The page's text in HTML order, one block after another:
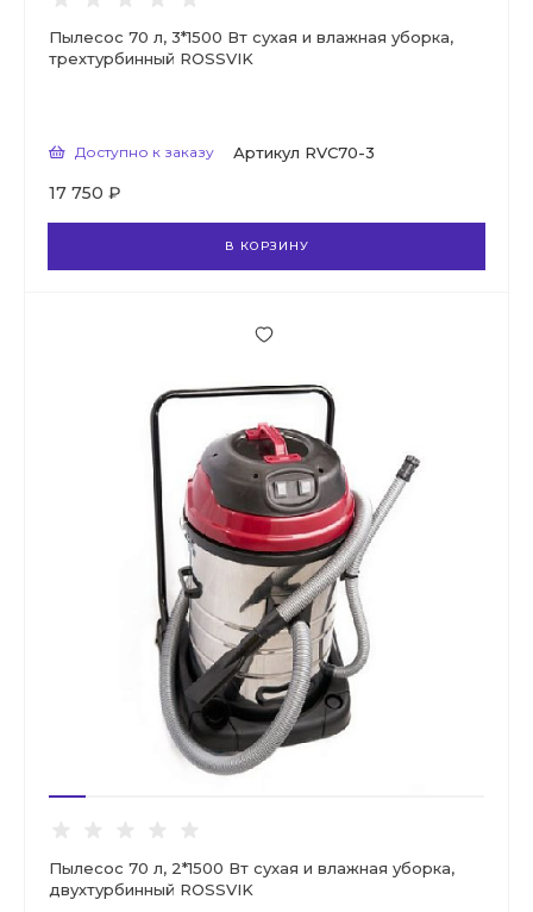
Пылесос 70 л, 3*1500 Вт сухая и влажная уборка,
трехтурбинный ROSSVIK
Доступно к заказу Артикул RVC70-3
17 750 ₽
В КОРЗИНУ
Пылесос 70 л, 2*1500 Вт сухая и влажная уборка,
двухтурбинный ROSSVIK